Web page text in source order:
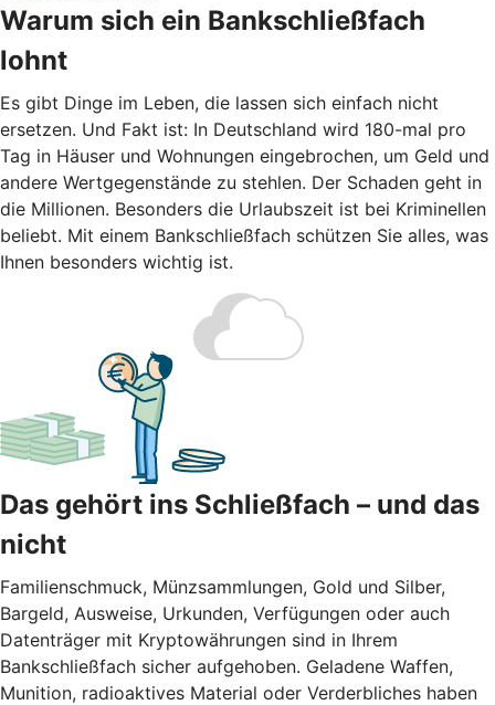
Warum sich ein Bankschließfach
lohnt
Es gibt Dinge im Leben, die lassen sich einfach nicht
ersetzen. Und Fakt ist: In Deutschland wird 180-mal pro
Tag in Häuser und Wohnungen eingebrochen, um Geld und
andere Wertgegenstände zu stehlen. Der Schaden geht in
die Millionen. Besonders die Urlaubszeit ist bei Kriminellen
beliebt. Mit einem Bankschließfach schützen Sie alles, was
Ihnen besonders wichtig ist.
Das gehört ins Schließfach – und das
nicht
Familienschmuck, Münzsammlungen, Gold und Silber,
Bargeld, Ausweise, Urkunden, Verfügungen oder auch
Datenträger mit Kryptowährungen sind in Ihrem
Bankschließfach sicher aufgehoben. Geladene Waffen,
Munition, radioaktives Material oder Verderbliches haben